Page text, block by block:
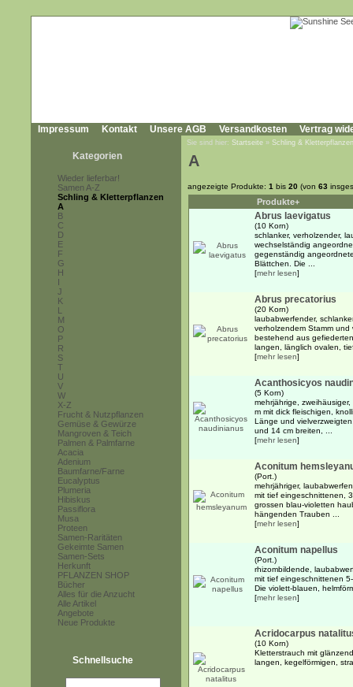
Impressum Kontakt Unsere AGB Versandkosten Vertrag
Kategorien
Wieder lieferbar!
Samen A-Z
Schling & Kletterpflanzen
A
B
C
D
E
F
G
H
I
J
K
L
M
O
P
R
S
T
U
V
W
X-Z
Frucht & Nutzpflanzen
Gemüse & Gewürze
Mangroven & Teich
Palmen & Palmfarne
Acacia
Adenium
Baumfarne/Farne
Eucalyptus
Plumeria
Hibiskus
Passiflora
Musa
Proteen
Samen-Raritäten
Gekeimte Samen
Samen-Sets
Herkunft
PFLANZEN SHOP
Bücher
Alles für die Anzucht
Alle Artikel
Angebote
Neue Produkte
Schnellsuche
Sie sind hier: Startseite » Schling & Kletterpflanzen
A
angezeigte Produkte: 1 bis 20 (von 63
Produkte+
Abrus laevigatus
(10 Korn)
schlanker, verholzender,
wechselständig
gegenständig
Blättchen. Die ...
[mehr lesen]
Abrus precatorius
(20 Korn)
laubabwerfender,
verholzendem Stamm
bestehend aus
langen, länglich ovalen,
[mehr lesen]
Acanthosicyos
(5 Korn)
mehrjährige,
m mit dick fleischigen,
Länge und
und 14 cm breiten, ...
[mehr lesen]
Aconitum
(Port.)
mehrjähriger,
mit tief eingeschnittenen,
grossen blau-violetten
hängenden Trauben ...
[mehr lesen]
Aconitum napellus
(Port.)
rhizombildende,
mit tief eingeschnittenen
Die violett-blauen,
[mehr lesen]
Acridocarpus
(10 Korn)
Kletterstrauch mit
langen, kegelförmigen,